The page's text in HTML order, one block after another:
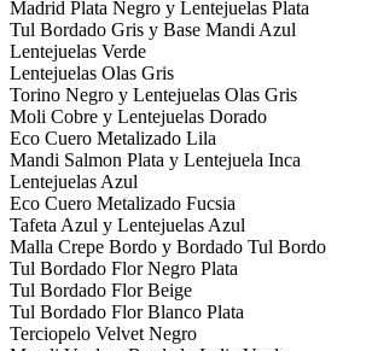
Madrid Plata Negro y Lentejuelas Plata
Tul Bordado Gris y Base Mandi Azul
Lentejuelas Verde
Lentejuelas Olas Gris
Torino Negro y Lentejuelas Olas Gris
Moli Cobre y Lentejuelas Dorado
Eco Cuero Metalizado Lila
Mandi Salmon Plata y Lentejuela Inca
Lentejuelas Azul
Eco Cuero Metalizado Fucsia
Tafeta Azul y Lentejuelas Azul
Malla Crepe Bordo y Bordado Tul Bordo
Tul Bordado Flor Negro Plata
Tul Bordado Flor Beige
Tul Bordado Flor Blanco Plata
Terciopelo Velvet Negro